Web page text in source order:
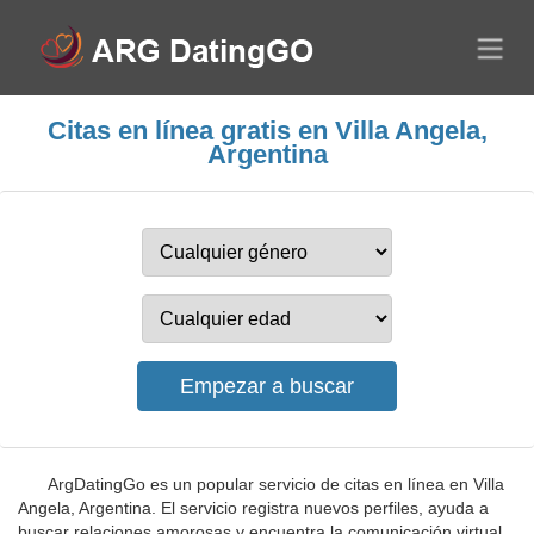
Citas en línea gratis en Villa Angela,
Argentina
ArgDatingGo es un popular servicio de citas en línea en Villa
Angela, Argentina. El servicio registra nuevos perfiles, ayuda a